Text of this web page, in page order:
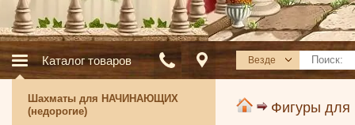
Каталог товаров Везде
Фигуры для
Шахматы для НАЧИНАЮЩИХ
(недорогие)